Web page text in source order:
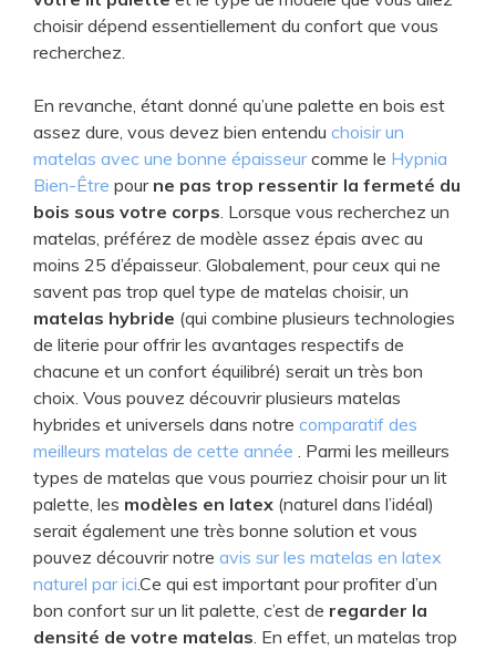
choisir dépend essentiellement du confort que vous
recherchez.
En revanche, étant donné qu’une palette en bois est
assez dure, vous devez bien entendu choisir un
matelas avec une bonne épaisseurcomme le Hypnia
Bien-Être pour ne pas trop ressentir la fermeté du
bois sous votre corps. Lorsque vous recherchez un
matelas, préférez de modèle assez épais avec au
moins 25 d’épaisseur. Globalement, pour ceux qui ne
savent pas trop quel type de matelas choisir, un
matelas hybride (qui combine plusieurs technologies
de literie pour offrir les avantages respectifs de
chacune et un confort équilibré) serait un très bon
choix. Vous pouvez découvrir plusieurs matelas
hybrides et universels dans notre comparatif des
meilleurs matelas de cette année . Parmi les meilleurs
types de matelas que vous pourriez choisir pour un lit
palette, les modèles en latex (naturel dans l’idéal)
serait également une très bonne solution et vous
pouvez découvrir notre avis sur les matelas en latex
naturel par ici.Ce qui est important pour profiter d’un
bon confort sur un lit palette, c’est de regarder la
densité de votre matelas. En effet, un matelas trop